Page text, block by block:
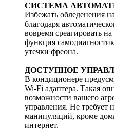
СИСТЕМА
Избежать обледенения
благодаря
вовремя среагировать
функция
утечки фреона.
ДОСТУПНОЕ
В кондиционере
Wi-Fi адаптера. Такая
возможности вашего
управления. Не требует
манипуляций, кроме
интернет.